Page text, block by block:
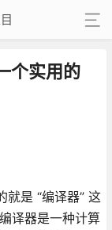
个实用的
就是 “编译器” 这
译器是一种计算